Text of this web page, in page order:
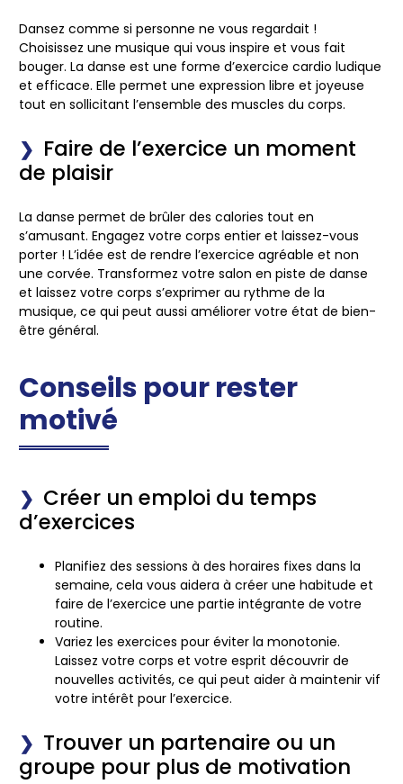
Dansez comme si personne ne vous regardait !
Choisissez une musique qui vous inspire et vous fait
bouger. La danse est une forme d’exercice cardio ludique
et efficace. Elle permet une expression libre et joyeuse
tout en sollicitant l’ensemble des muscles du corps.
Faire de l’exercice un moment
de plaisir
La danse permet de brûler des calories tout en
s’amusant. Engagez votre corps entier et laissez-vous
porter ! L’idée est de rendre l’exercice agréable et non
une corvée. Transformez votre salon en piste de danse
et laissez votre corps s’exprimer au rythme de la
musique, ce qui peut aussi améliorer votre état de bien-
être général.
Conseils pour rester
motivé
Créer un emploi du temps
d’exercices
Planifiez des sessions à des horaires fixes dans la
semaine, cela vous aidera à créer une habitude et
faire de l’exercice une partie intégrante de votre
routine.
Variez les exercices pour éviter la monotonie.
Laissez votre corps et votre esprit découvrir de
nouvelles activités, ce qui peut aider à maintenir vif
votre intérêt pour l’exercice.
Trouver un partenaire ou un
groupe pour plus de motivation